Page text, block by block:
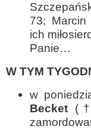
73;
ich
Panie…
W TYM
w
Becket